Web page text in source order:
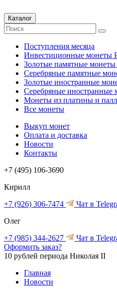
Каталог
Поступления месяца
Инвестиционные монеты
Золотые памятные
Серебряные памятные
Золотые иностранные
Серебряные иностранные
Монеты из платины и
Все монеты
Выкуп монет
Оплата и доставка
Новости
Контакты
+7 (495) 106-3690
Кирилл
+7 (926) 306-7474
Чат в
Олег
+7 (985) 344-2627
Чат в
Оформить заказ?
10 рублей периода Николая II
Главная
Новости